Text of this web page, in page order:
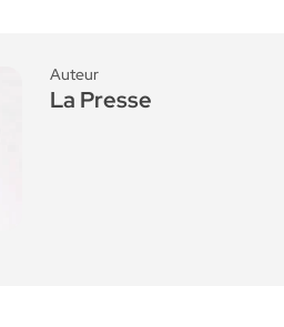
Auteur
La Presse